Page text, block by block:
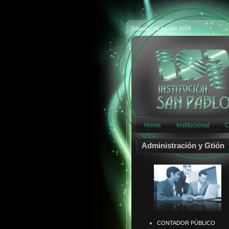
Sábado, 08 Agosto 2026
Home Institucional
Administración y Gtión
CONTADOR PÚBLICO